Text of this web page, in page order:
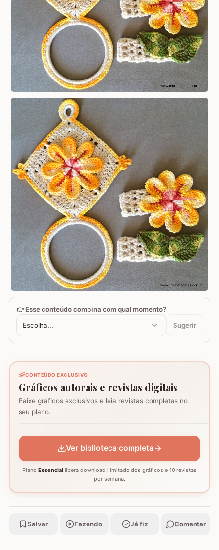
👉 Esse conteúdo combina com qual momento?
Escolha... Sugerir
CONTEÚDO EXCLUSIVO
Gráficos autorais e revistas digitais
Baixe gráficos exclusivos e leia revistas completas no
seu plano.
Coração - Tapete
montagem
Ver biblioteca completa
Plano Essencial libera download ilimitado dos gráficos e 10 revistas
por semana.
Salvar Fazendo Já fiz Comentar